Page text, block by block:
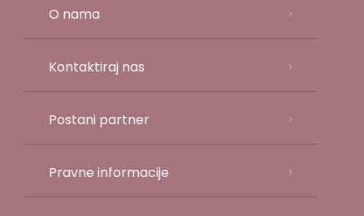
O nama
Kontaktiraj nas
Postani partner
Pravne informacije